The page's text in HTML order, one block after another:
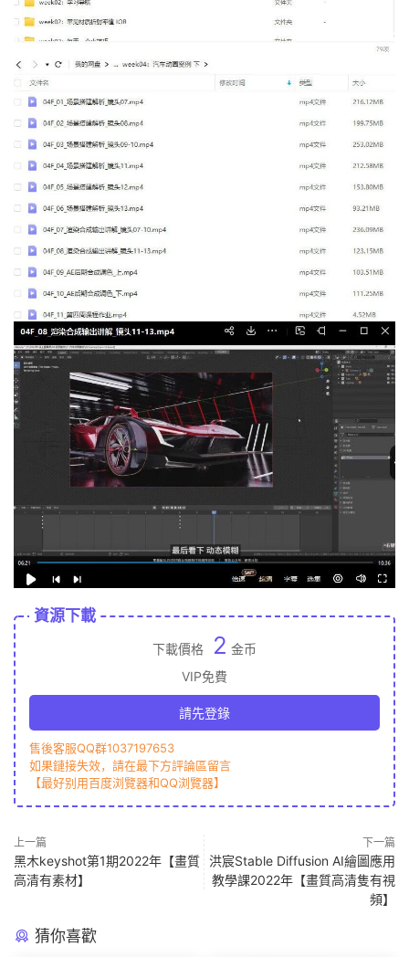
資源下載
下載價格 2 金币
VIP免費
請先登錄
售後客服QQ群1037197653
如果鏈接失效，請在最下方評論區留言
【最好别用百度浏覽器和QQ浏覽器】
上一篇
黑木keyshot第1期2022年【畫質
高清有素材】
下一篇
洪宸Stable Diffusion AI繪圖應用
教學課2022年【畫質高清隻有視
頻】
猜你喜歡